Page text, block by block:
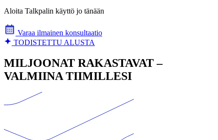
Aloita Talkpalin käyttö jo tänään
Varaa ilmainen konsultaatio
TODISTETTU ALUSTA
MILJOONAT RAKASTAVAT –
VALMIINA TIIMILLESI